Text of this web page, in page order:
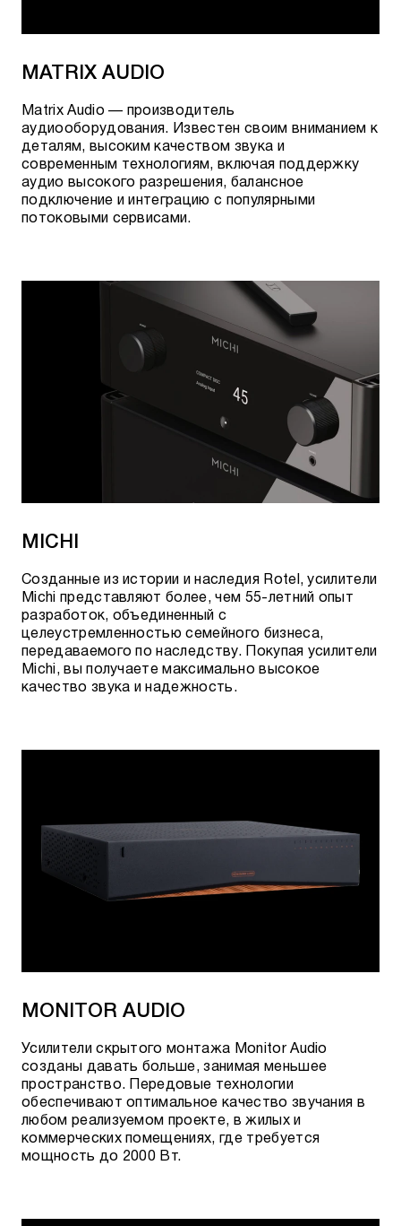
MATRIX AUDIO
Matrix Audio — производитель
аудиооборудования. Известен своим вниманием к
деталям, высоким качеством звука и
современным технологиям, включая поддержку
аудио высокого разрешения, балансное
подключение и интеграцию с популярными
потоковыми сервисами.
MICHI
Созданные из истории и наследия Rotel, усилители
Michi представляют более, чем 55-летний опыт
разработок, объединенный с
целеустремленностью семейного бизнеса,
передаваемого по наследству. Покупая усилители
Michi, вы получаете максимально высокое
качество звука и надежность.
MONITOR AUDIO
Усилители скрытого монтажа Monitor Audio
созданы давать больше, занимая меньшее
пространство. Передовые технологии
обеспечивают оптимальное качество звучания в
любом реализуемом проекте, в жилых и
коммерческих помещениях, где требуется
мощность до 2000 Вт.